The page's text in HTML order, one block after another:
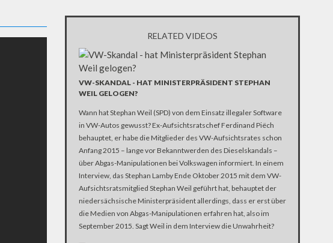
RELATED VIDEOS
VW-SKANDAL - HAT MINISTERPRÄSIDENT STEPHAN
WEIL GELOGEN?
Wann hat Stephan Weil (SPD) von dem Einsatz illegaler Software
in VW-Autos gewusst? Ex-Aufsichtsratschef Ferdinand Piëch
behauptet, er habe die Mitglieder des VW-Aufsichtsrates schon
Anfang 2015 – lange vor Bekanntwerden des Dieselskandals –
über Abgas-Manipulationen bei Volkswagen informiert. In einem
Interview, das Stephan Lamby Ende Oktober 2015 mit dem VW-
Aufsichtsratsmitglied Stephan Weil geführt hat, behauptet der
niedersächsische Ministerpräsident allerdings, dass er erst über
die Medien von Abgas-Manipulationen erfahren hat, also im
September 2015. Sagt Weil in dem Interview die Unwahrheit?